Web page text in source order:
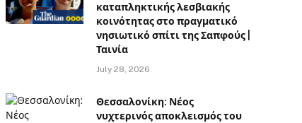
καταπληκτικής λεσβιακής
κοινότητας στο πραγματικό
νησιωτικό σπίτι της Σαπφούς |
Ταινία
July 28, 2026
Θεσσαλονίκη: Νέος
νυχτερινός αποκλεισμός του